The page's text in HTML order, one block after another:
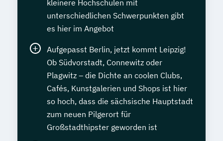
kleinere Hochschulen mit
unterschiedlichen Schwerpunkten gibt
es hier im Angebot
Aufgepasst Berlin, jetzt kommt Leipzig!
Ob Südvorstadt, Connewitz oder
Plagwitz – die Dichte an coolen Clubs,
Cafés, Kunstgalerien und Shops ist hier
so hoch, dass die sächsische Hauptstadt
zum neuen Pilgerort für
Großstadthipster geworden ist